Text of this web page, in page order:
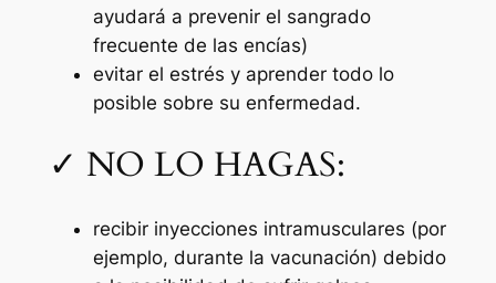
ayudará a prevenir el sangrado
frecuente de las encías)
evitar el estrés y aprender todo lo
posible sobre su enfermedad.
✓ NO LO HAGAS:
recibir inyecciones intramusculares (por
ejemplo, durante la vacunación) debido